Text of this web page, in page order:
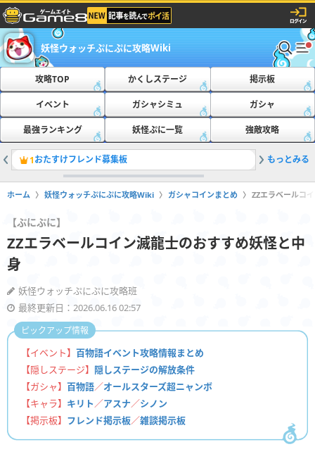
妖怪ウォッチぷにぷに攻略Wiki
攻略TOP かくしステージ 掲示板
イベント ガシャシミュ ガシャ
最強ランキング 妖怪ぷに一覧 強敵攻略
1おたすけフレンド募集板 2最新の
もっとみる
ホーム 妖怪ウォッチぷにぷに攻略Wiki ガシャコインまとめ ZZエラベールコ
【ぷにぷに】
ZZエラベールコイン滅龍士のおすすめ妖怪と中
身
妖怪ウォッチぷにぷに攻略班
最終更新日：2026.06.16 02:57
【イベント】 百物語イベント攻略情報まとめ
【隠しステージ】 隠しステージの解放条件
【ガシャ】 百物語／オールスターズ超ニャンボ
【キャラ】 キリト／アスナ／シノン
【掲示板】 フレンド掲示板／雑談掲示板
ピックアップ情報